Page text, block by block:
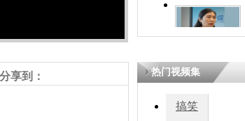
分享到： 热门视频集
搞笑